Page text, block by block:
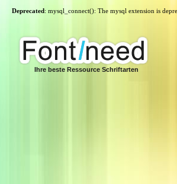
Deprecated: mysql_connect(): The mysql extension is
Ihre beste Ressource Schriftarten